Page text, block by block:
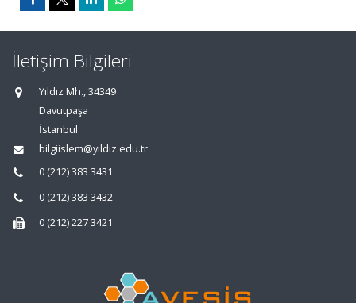
İletişim Bilgileri
Yıldız Mh., 34349
Davutpaşa
İstanbul
bilgiislem@yildiz.edu.tr
0 (212) 383 3431
0 (212) 383 3432
0 (212) 227 3421